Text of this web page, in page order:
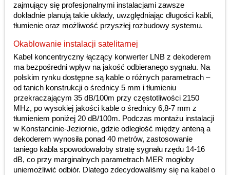
zajmujący się profesjonalnymi instalacjami zawsze
dokładnie planują takie układy, uwzględniając długości kabli,
tłumienie oraz możliwość przyszłej rozbudowy systemu.
Okablowanie instalacji satelitarnej
Kabel koncentryczny łączący konwerter LNB z dekoderem
ma bezpośredni wpływ na jakość odbieranego sygnału. Na
polskim rynku dostępne są kable o różnych parametrach –
od tanich konstrukcji o średnicy 5 mm i tłumieniu
przekraczającym 35 dB/100m przy częstotliwości 2150
MHz, po wysokiej jakości kable o średnicy 6,8-7 mm z
tłumieniem poniżej 20 dB/100m. Podczas montażu instalacji
w Konstancinie-Jeziornie, gdzie odległość między anteną a
dekoderem wynosiła ponad 40 metrów, zastosowanie
taniego kabla spowodowałoby stratę sygnału rzędu 14-16
dB, co przy marginalnych parametrach MER mogłoby
uniemożliwić odbiór. Dlatego zdecydowaliśmy się na kabel o